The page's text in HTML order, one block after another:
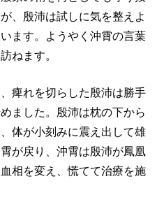
、殷沛は試しに気を整えよ
ます。ようやく沖霄の言葉
ねます。
痺れを切らした殷沛は勝手
ました。殷沛は枕の下から
体が小刻みに震え出して雄
が戻り、沖霄は殷沛が鳳凰
相を変え、慌てて治療を施